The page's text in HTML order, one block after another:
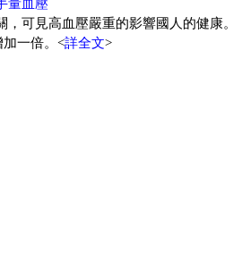
量血壓
，可見高血壓嚴重的影響國人的健
一倍。<詳全文>